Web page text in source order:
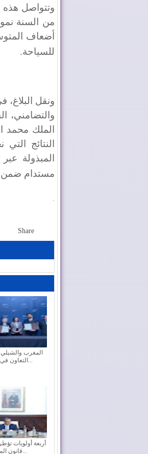
للسياحة.
ونقل البلاغ،
والتضامني،
الملك محمد
النتائج
المبذولة
مستدام ضمن
.
Share
المغرب
التعاون في مج...
أربعة أولويات
قانون الما...